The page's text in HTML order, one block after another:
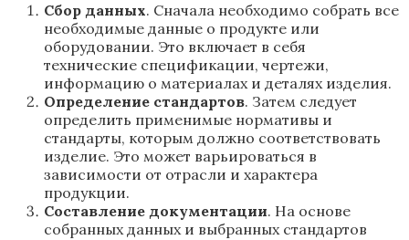
Сбор данных. Сначала необходимо собрать все
необходимые данные о продукте или
оборудовании. Это включает в себя
технические спецификации, чертежи,
информацию о материалах и деталях изделия.
Определение стандартов. Затем следует
определить применимые нормативы и
стандарты, которым должно соответствовать
изделие. Это может варьироваться в
зависимости от отрасли и характера
продукции.
Составление документации. На основе
собранных данных и выбранных стандартов